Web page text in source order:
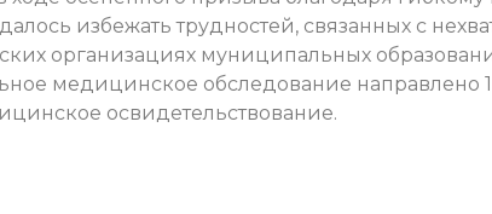
избежать трудностей, связанных с
организациях муниципальных
медицинское обследование направлено 1
освидетельствование.